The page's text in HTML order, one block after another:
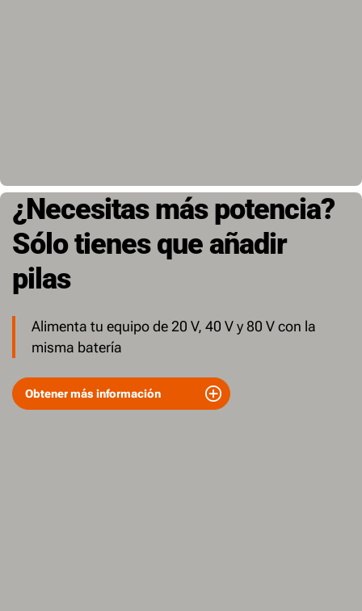
¿Necesitas más potencia?
Sólo tienes que añadir
pilas
Alimenta tu equipo de 20 V, 40 V y 80 V con la
misma batería
Obtener más información